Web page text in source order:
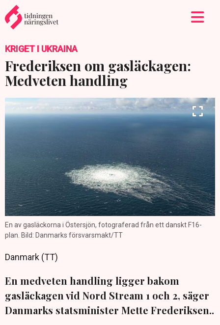
KRIGET I UKRAINA
Frederiksen om gasläckagen:
Medveten handling
En av gasläckorna i Östersjön, fotograferad från ett danskt F16-
plan. Bild: Danmarks försvarsmakt/TT
Danmark (TT)
En medveten handling ligger bakom
gasläckagen vid Nord Stream 1 och 2, säger
Danmarks statsminister Mette Frederiksen..